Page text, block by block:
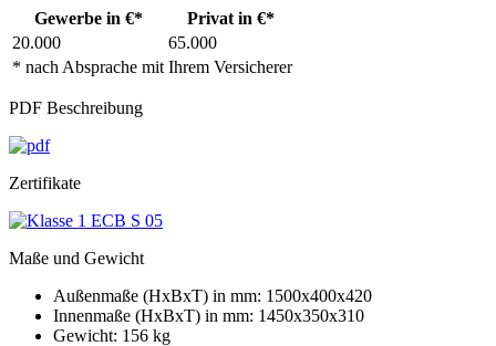
Gewerbe in €* Privat in €*
* nach Absprache mit Ihrem Versicherer
20.000 65.000
PDF Beschreibung
Zertifikate
Maße und Gewicht
Außenmaße (HxBxT) in mm: 1500x400x420
Innenmaße (HxBxT) in mm: 1450x350x310
Gewicht: 156 kg